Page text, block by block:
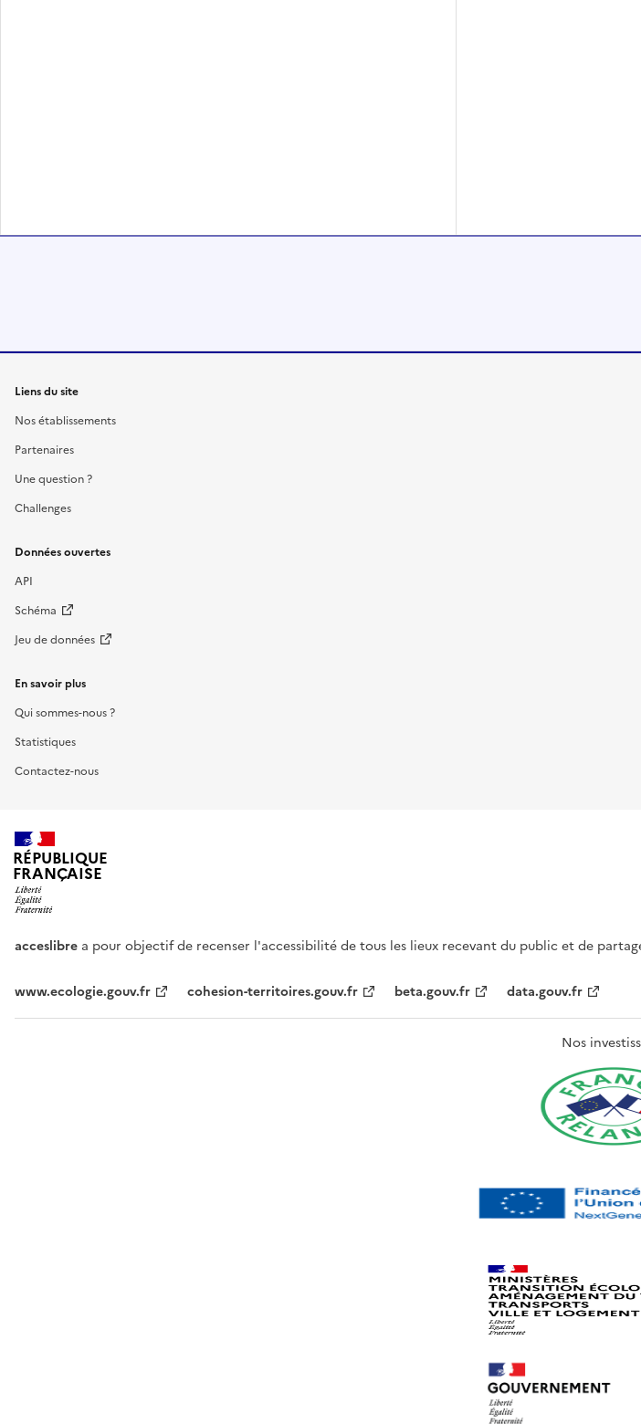
Liens du site
Nos établissements
Partenaires
Une question ?
Challenges
Données ouvertes
API
Schéma
Jeu de données
En savoir plus
Qui sommes-nous ?
Statistiques
Contactez-nous
RÉPUBLIQUE
FRANÇAISE
acceslibre a pour objectif de recenser l'accessibilité de tous les lieux recevant du public et de
www.ecologie.gouv.fr cohesion-territoires.gouv.fr beta.gouv.fr data.gouv.fr
Nos